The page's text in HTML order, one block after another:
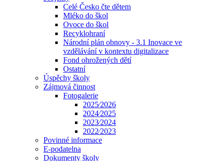
Celé Česko čte dětem
Mléko do škol
Ovoce do škol
Recyklohraní
Národní plán obnovy - 3.1 Inovace ve
vzdělávání v kontextu digitalizace
Fond ohrožených dětí
Ostatní
Úspěchy školy
Zájmová činnost
Fotogalerie
2025⁄2026
2024⁄2025
2023⁄2024
2022⁄2023
Povinné informace
E-podatelna
Dokumenty školy